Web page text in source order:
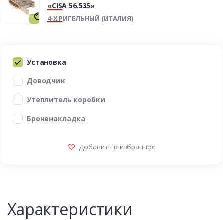
«CISA 56.535»
4-Х РИГЕЛЬНЫЙ (ИТАЛИЯ)
Установка
Доводчик
Утеплитель коробки
Броненакладка
Добавить в избранное
Характеристики